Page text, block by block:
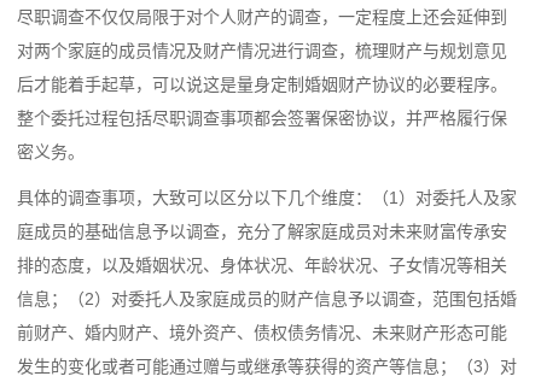
尽职调查不仅仅局限于对个人财产的调查，一定程度上还会延伸到
对两个家庭的成员情况及财产情况进行调查，梳理财产与规划意见
后才能着手起草，可以说这是量身定制婚姻财产协议的必要程序。
整个委托过程包括尽职调查事项都会签署保密协议，并严格履行保
密义务。
具体的调查事项，大致可以区分以下几个维度：（1）对委托人及家
庭成员的基础信息予以调查，充分了解家庭成员对未来财富传承安
排的态度，以及婚姻状况、身体状况、年龄状况、子女情况等相关
信息；（2）对委托人及家庭成员的财产信息予以调查，范围包括婚
前财产、婚内财产、境外资产、债权债务情况、未来财产形态可能
发生的变化或者可能通过赠与或继承等获得的资产等信息；（3）对